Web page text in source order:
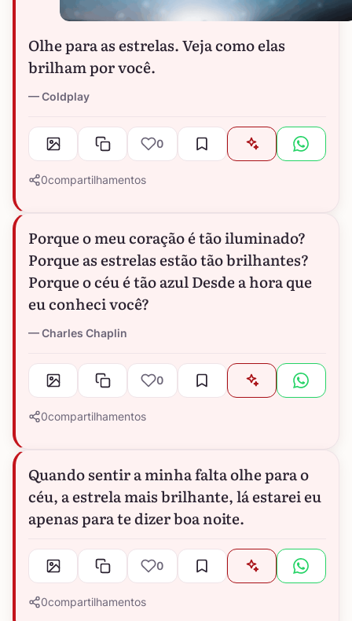
Olhe para as estrelas. Veja como elas
brilham por você.
Coldplay
0
0compartilhamentos
Porque o meu coração é tão iluminado?
Porque as estrelas estão tão brilhantes?
Porque o céu é tão azul Desde a hora que
eu conheci você?
Charles Chaplin
0
0compartilhamentos
Quando sentir a minha falta olhe para o
céu, a estrela mais brilhante, lá estarei eu
apenas para te dizer boa noite.
0
0compartilhamentos